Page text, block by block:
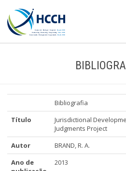
Bibliografia
Título
Jurisdictional
Judgments Project
Autor
BRAND, R. A.
Ano de
2013